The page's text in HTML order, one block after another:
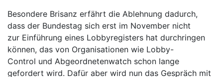
Besondere Brisanz erfährt die Ablehnung dadurch,
dass der Bundestag sich erst im November nicht
zur Einführung eines Lobbyregisters hat durchringen
können, das von Organisationen wie Lobby-
Control und Abgeordnetenwatch schon lange
gefordert wird. Dafür aber wird nun das Gespräch mit